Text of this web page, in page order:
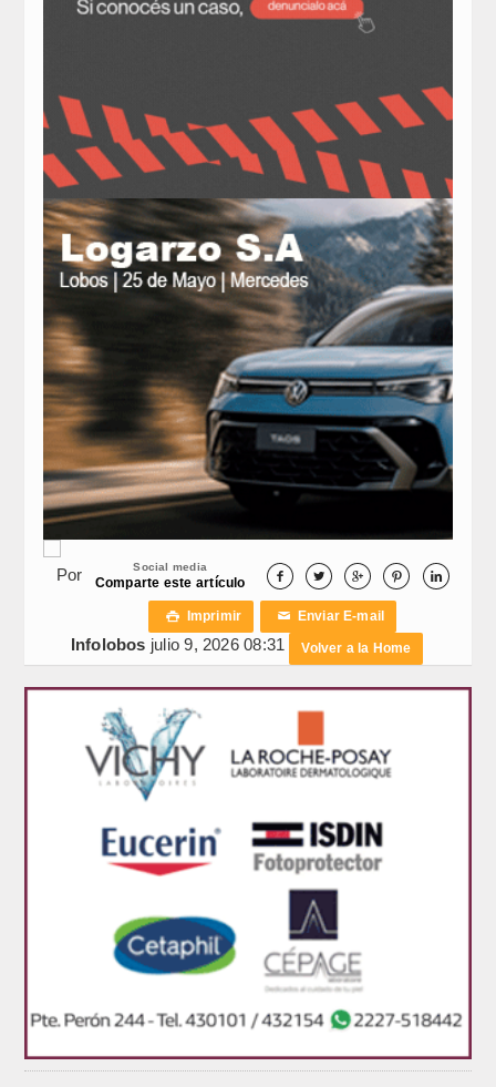
Social media
Comparte este artículo     
 Imprimir ✉ Enviar E-mail
Por
Infolobos julio 9, 2026 08:31 Volver a la Home